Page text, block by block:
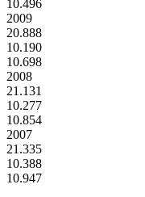
10.496
2009
20.888
10.190
10.698
2008
21.131
10.277
10.854
2007
21.335
10.388
10.947